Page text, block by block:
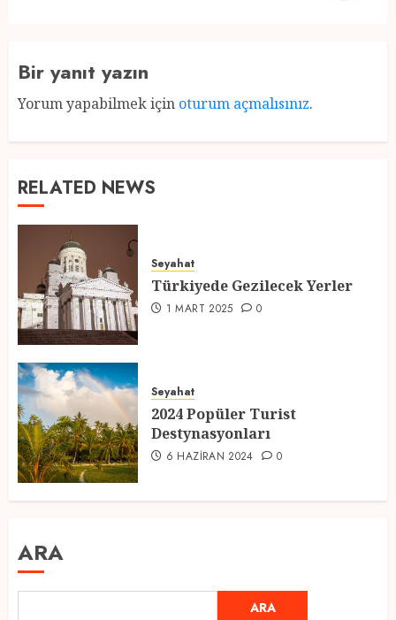
Bir yanıt yazın
Yorum yapabilmek için oturum açmalısınız.
RELATED NEWS
Seyahat
Türkiyede Gezilecek Yerler
1 MART 2025 0
Seyahat
2024 Popüler Turist
Destynasyonları
6 HAZIRAN 2024 0
ARA
ARA